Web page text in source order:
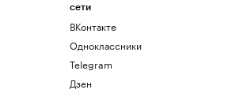
сети
ВКонтакте
Одноклассники
Telegram
Дзен